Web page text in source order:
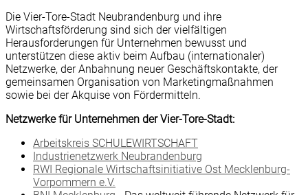
Die Vier-Tore-Stadt Neubrandenburg und ihre
Wirtschaftsförderung sind sich der vielfältigen
Herausforderungen für Unternehmen bewusst und
unterstützen diese aktiv beim Aufbau (internationaler)
Netzwerke, der Anbahnung neuer Geschäftskontakte, der
gemeinsamen Organisation von Marketingmaßnahmen
sowie bei der Akquise von Fördermitteln.
Netzwerke für Unternehmen der Vier-Tore-Stadt:
Arbeitskreis SCHULEWIRTSCHAFT
Industrienetzwerk Neubrandenburg
RWI Regionale Wirtschaftsinitiative Ost Mecklenburg-
Vorpommern e.V.